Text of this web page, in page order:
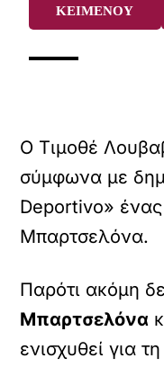
ΚΕΙΜΕΝΟΥ
Ο Τιμοθέ
σύμφωνα με
Deportivo»
Μπαρτσελόνα.
Παρότι ακόμη
Μπαρτσελόνα
ενισχυθεί για